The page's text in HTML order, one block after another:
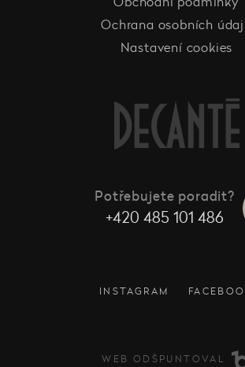
Ochrana osobních
Nastavení cookies
Potřebujete poradit?
+420 485 101 486
INSTAGRAM
WEB ODŠPUNTOVAL